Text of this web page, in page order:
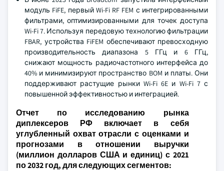
модуль FiFE, первый Wi-Fi RF FEM с интегрированными
фильтрами, оптимизированными для точек доступа
Wi-Fi 7. Используя передовую технологию фильтрации
FBAR, устройства FiFEM обеспечивают превосходную
производительность диапазона 5 ГГц и 6 ГГц,
снижают мощность радиочастотного интерфейса до
40% и минимизируют пространство BOM и платы. Они
поддерживают растущие рынки Wi-Fi 6E и Wi-Fi 7 с
повышенной эффективностью и интеграцией.
Отчет по исследованию рынка
диплексеров РФ включает в себя
углубленный охват отрасли с оценками и
прогнозами в отношении выручки
(миллион долларов США и единиц) с 2021
по 2032 год, для следующих сегментов: